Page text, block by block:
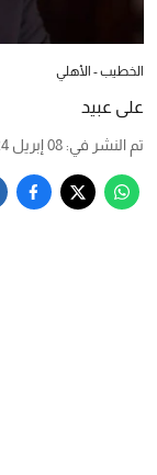
الخطيب - الأهلي
تم النشر في: 08 إبريل 2024, 12:13 مساءً